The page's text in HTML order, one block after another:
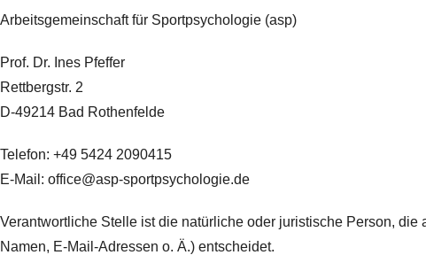
Arbeitsgemeinschaft für Sportpsychologie (asp)
Prof. Dr. Ines Pfeffer
Rettbergstr. 2
D-49214 Bad Rothenfelde
Telefon: +49 5424 2090415
E-Mail: office@asp-sportpsychologie.de
Verantwortliche Stelle ist die natürliche oder juristische Person,
Namen, E-Mail-Adressen o. Ä.) entscheidet.